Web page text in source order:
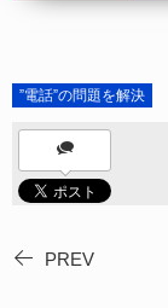
”電話”の問題を解決
PREV